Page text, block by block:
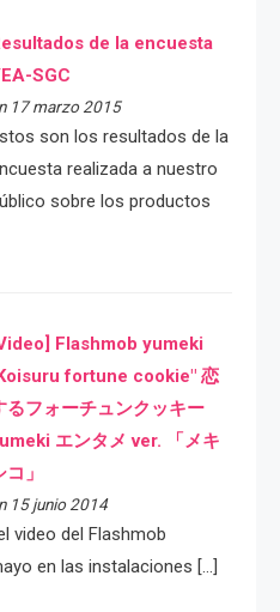
de la encuesta
SGC
17 marzo 2015
son los resultados de la
realizada a nuestro
sobre los productos
Flashmob yumeki
fortune cookie" 恋
るフォーチュンクッキー
エンタメ ver. 「メキ
コ」
15 junio 2014
video del Flashmob
en las instalaciones […]